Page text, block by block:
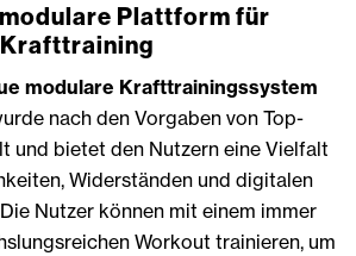
Plattform für
modulare Krafttrainingssystem
nach den Vorgaben von Top-
und bietet den Nutzern eine Vielfalt
Widerständen und digitalen
Nutzer können mit einem immer
Workout trainieren, um